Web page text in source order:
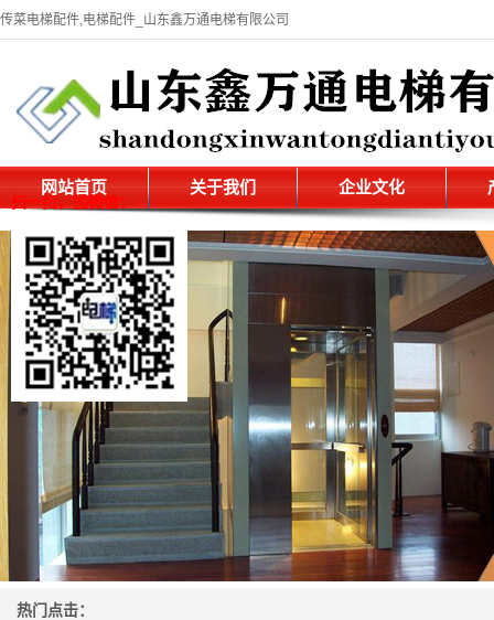
传菜电梯配件,电梯配件_山东鑫万通电梯有限公司
网站首页 关于我们 企业文化
热门点击：
扫一扫，加微信：